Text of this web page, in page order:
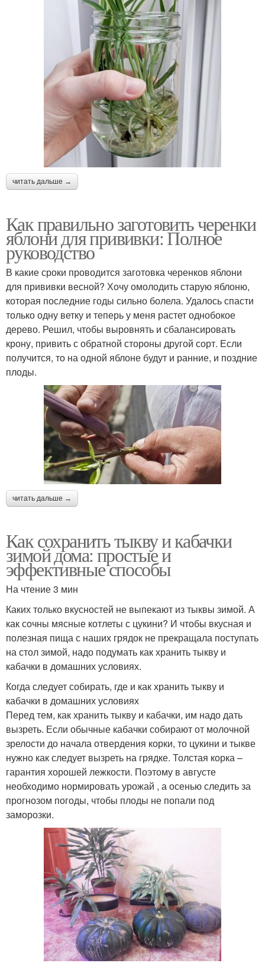
читать дальше →
Как правильно заготовить черенки
яблони для прививки: Полное
руководство
В какие сроки проводится заготовка черенков яблони
для прививки весной? Хочу омолодить старую яблоню,
которая последние годы сильно болела. Удалось спасти
только одну ветку и теперь у меня растет однобокое
дерево. Решил, чтобы выровнять и сбалансировать
крону, привить с обратной стороны другой сорт. Если
получится, то на одной яблоне будут и ранние, и поздние
плоды.
читать дальше →
Как сохранить тыкву и кабачки
зимой дома: простые и
эффективные способы
На чтение 3 мин
Каких только вкусностей не выпекают из тыквы зимой. А
как сочны мясные котлеты с цукини? И чтобы вкусная и
полезная пища с наших грядок не прекращала поступать
на стол зимой, надо подумать как хранить тыкву и
кабачки в домашних условиях.
Когда следует собирать, где и как хранить тыкву и
кабачки в домашних условиях
Перед тем, как хранить тыкву и кабачки, им надо дать
вызреть. Если обычные кабачки собирают от молочной
зрелости до начала отвердения корки, то цукини и тыкве
нужно как следует вызреть на грядке. Толстая корка –
гарантия хорошей лежкости. Поэтому в августе
необходимо нормировать урожай , а осенью следить за
прогнозом погоды, чтобы плоды не попали под
заморозки.